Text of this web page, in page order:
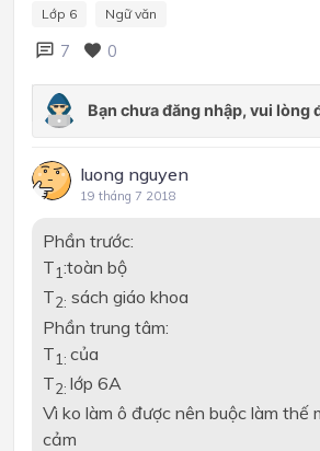
Lớp 6 Ngữ văn
7 0
luong nguyen
19 tháng 7 2018
Phần trước:
T1:toàn bộ
T2: sách giáo khoa
Phần trung tâm:
T1: của
T2: lớp 6A
Vì ko làm ô được nên buộc làm thế
cảm